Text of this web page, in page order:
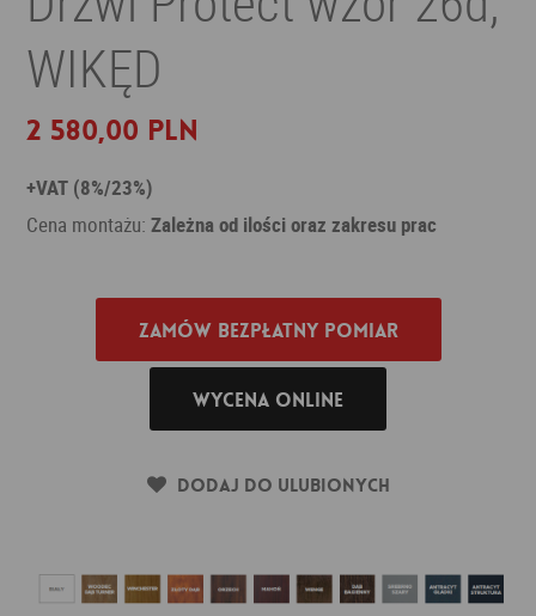
WIKĘD
2 580,00 PLN
+VAT (8%/23%)
Cena montażu:Zależna od ilości oraz zakresu prac
Zamów bezpłatny pomiar
Wycena online
Dodaj do ulubionych